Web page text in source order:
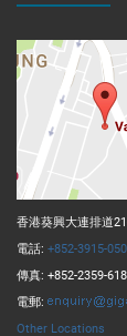
香港葵興大連排道
電話: +852-3915-
傳真: +852-2359-
電郵:
Other Locations